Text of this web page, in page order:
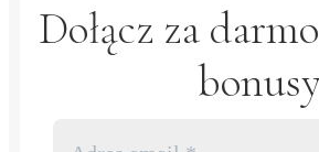
Dołącz za
bonusy